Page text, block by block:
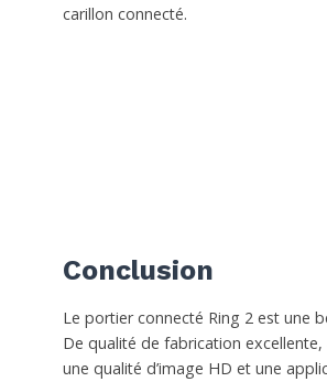
carillon connecté.
Conclusion
Le portier connecté Ring 2 est une
De qualité de fabrication excellente,
une qualité d’image HD et une